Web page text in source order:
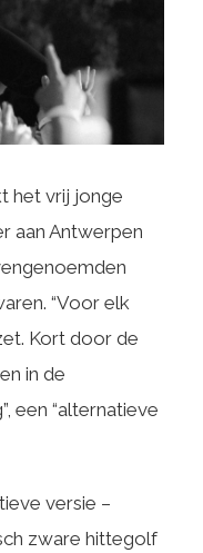
het vrij jonge
aan Antwerpen
“Voor elk
Kort door de
in de
een “alternatieve
versie –
zware hittegolf